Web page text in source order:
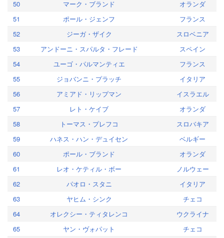
50
マーク・ブランド
オランダ
51
ポール・ジェンフ
フランス
52
ジーガ・ザイク
スロベニア
53
アンドーニ・スパルタ・フレード
スペイン
54
ユーゴ・パルマンティエ
フランス
55
ジョバンニ・プラッチ
イタリア
56
アミアド・リップマン
イスラエル
57
レト・ケイブ
オランダ
58
トーマス・プレフコ
スロバキア
59
ハネス・ハン・デュイセン
ベルギー
60
ポール・ブランド
オランダ
61
レオ・ケティル・ボー
ノルウェー
62
パオロ・スタニ
イタリア
63
ヤヒム・シンク
チェコ
64
オレクシー・ティタレンコ
ウクライナ
65
ヤン・ヴォパット
チェコ